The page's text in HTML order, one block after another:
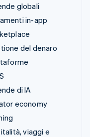
globali
in-app
del denaro
di IA
economy
viaggi e